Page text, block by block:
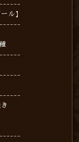
ル】